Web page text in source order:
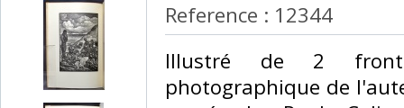
Reference : 12344
‎Illustré de 2
photographique de